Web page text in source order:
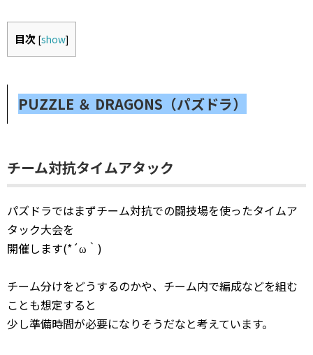
目次 [show]
PUZZLE ＆ DRAGONS（パズドラ）
チーム対抗タイムアタック
パズドラではまずチーム対抗での闘技場を使ったタイムア
タック大会を
開催します(*´ω｀)
チーム分けをどうするのかや、チーム内で編成などを組む
ことも想定すると
少し準備時間が必要になりそうだなと考えています。